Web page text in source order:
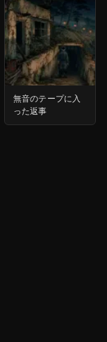
無音のテープに入
った返事